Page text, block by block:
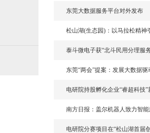
东莞大数据服务平台对外发布
松山湖(生态园)：以马拉松精神
泰斗微电子获“北斗民用分理服
东莞“两会”提案：发展大数据
电研院持股孵化企业“睿超科技”
南方日报：盖尔机器人致力智
电研院分赛项目在“松山湖首届